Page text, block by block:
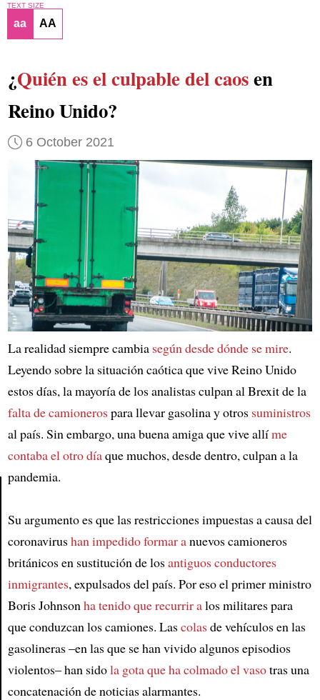
Article
TEXT SIZE
aa AA
¿Quién es el culpable del caosen
Reino Unido?
6 October 2021
La realidad siempre cambia según desde dónde se mire.
Leyendo sobre la situación caótica que vive Reino Unido
estos días, la mayoría de los analistas culpan al Brexit de la
falta de camionerospara llevar gasolina y otros suministros
al país. Sin embargo, una buena amiga que vive allíme
contaba el otro díaque muchos, desde dentro, culpan a la
pandemia.
Su argumento es que las restricciones impuestas a causa del
coronavirushan impedido formar anuevos camioneros
británicos en sustitución de losantiguos conductores
inmigrantes, expulsados del país. Por eso el primer ministro
Boris Johnsonha tenido que recurrir alos militares para
que conduzcan los camiones. Lascolasde vehículos en las
gasolineras –en las que se han vivido algunos episodios
violentos– han sidola gota que ha colmado el vasotras una
concatenación de noticias alarmantes.